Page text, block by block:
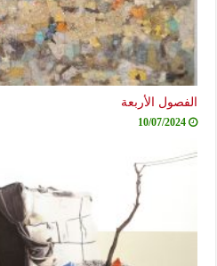
الفصول الأربعة
10/07/2024